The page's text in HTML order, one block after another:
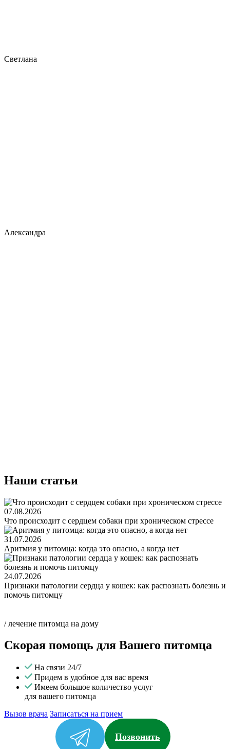
Светлана
Александра
Наши статьи
07.08.2026
Что происходит с сердцем собаки при хроническом стрессе
31.07.2026
Аритмия у питомца: когда это опасно, а когда нет
24.07.2026
Признаки патологии сердца у кошек: как распознать болезнь и
помочь питомцу
/ лечение питомца на дому
Скорая помощь для Вашего питомца
На связи 24/7
Придем в удобное для вас время
Имеем большое количество услуг
для вашего питомца
Вызов врача Записаться на прием
Позвонить